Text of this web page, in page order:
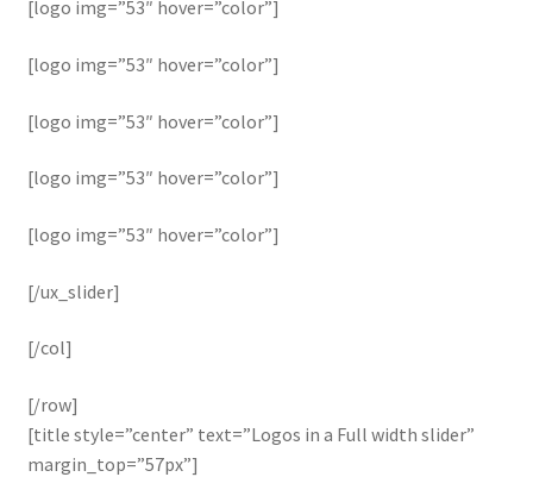
[logo img=”53″ hover=”color”]
[logo img=”53″ hover=”color”]
[logo img=”53″ hover=”color”]
[logo img=”53″ hover=”color”]
[logo img=”53″ hover=”color”]
[/ux_slider]
[/col]
[/row]
[title style=”center” text=”Logos in a Full width slider”
margin_top=”57px”]